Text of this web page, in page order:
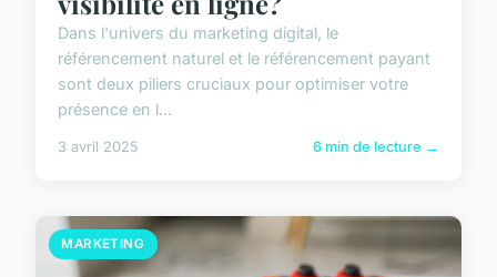
Dans l'univers du marketing digital, le
référencement naturel et le référencement payant
sont deux piliers cruciaux pour optimiser votre
présence en l...
3 avril 2025 6 min de lecture →
MARKETING